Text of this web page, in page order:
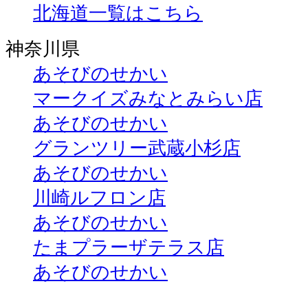
北海道一覧はこちら
神奈川県
あそびのせかい
マークイズみなとみらい店
あそびのせかい
グランツリー武蔵小杉店
あそびのせかい
川崎ルフロン店
あそびのせかい
たまプラーザテラス店
あそびのせかい